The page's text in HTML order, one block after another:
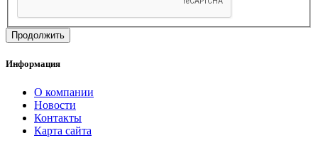
Продолжить
Информация
О компании
Новости
Контакты
Карта сайта